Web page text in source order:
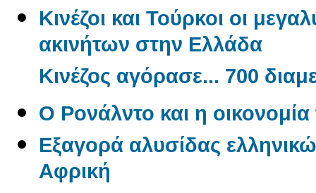
Κινέζοι και Τούρκοι οι
ακινήτων στην Ελλάδα
Κινέζος αγόρασε... 700
O Ρονάλντο και η
Εξαγορά αλυσίδας
Αφρική